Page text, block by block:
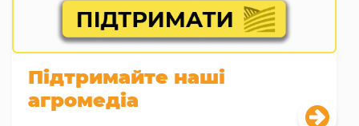
Підтримайте наші
агромедіа